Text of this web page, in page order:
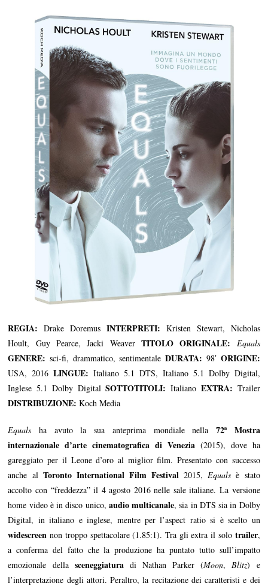
REGIA: Drake Doremus INTERPRETI: Kristen Stewart, Nicholas
Hoult, Guy Pearce, Jacki Weaver TITOLO ORIGINALE: Equals
GENERE: sci-fi, drammatico, sentimentaleDURATA: 98′ ORIGINE:
USA, 2016LINGUE: Italiano 5.1 DTS, Italiano 5.1 Dolby Digital,
Inglese 5.1 Dolby DigitalSOTTOTITOLI: Italiano EXTRA: Trailer
DISTRIBUZIONE: Koch Media
Equals ha avuto la sua anteprima mondiale nella 72ª Mostra
internazionale d’arte cinematografica di Venezia (2015), dove ha
gareggiato per il Leone d’oro al miglior film. Presentato con successo
anche al Toronto International Film Festival 2015, Equalsè stato
accolto con “freddezza” il 4 agosto 2016 nelle sale italiane. La versione
home video è in disco unico, audio multicanale, sia in DTS sia in Dolby
Digital, in italiano e inglese, mentre per l’aspect ratio si è scelto un
widescreen non troppo spettacolare (1.85:1). Tra gli extra il solo trailer,
a conferma del fatto che la produzione ha puntato tutto sull’impatto
emozionale della sceneggiatura di Nathan Parker (Moon, Blitz) e
l’interpretazione degli attori. Peraltro, la recitazione dei caratteristi e dei